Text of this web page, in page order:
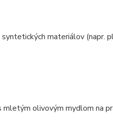
materiálov (napr.
mletým olivovým mydlom na